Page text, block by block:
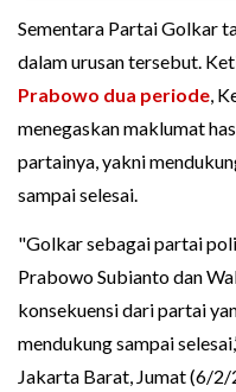
Sementara Partai Golkar
dalam urusan tersebut.
Prabowo dua periode ,
menegaskan maklumat
partainya, yakni
sampai selesai.
"Golkar sebagai partai
Prabowo Subianto dan
konsekuensi dari partai
mendukung sampai
Jakarta Barat, Jumat (6/2/